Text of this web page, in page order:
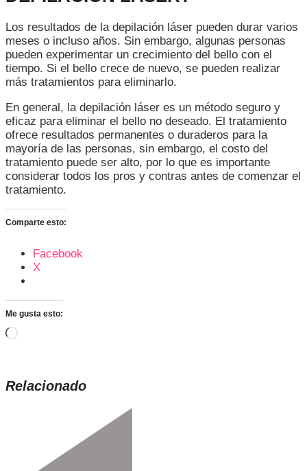
Los resultados de la depilación láser pueden durar varios
meses o incluso años. Sin embargo, algunas personas
pueden experimentar un crecimiento del bello con el
tiempo. Si el bello crece de nuevo, se pueden realizar
más tratamientos para eliminarlo.
En general, la depilación láser es un método seguro y
eficaz para eliminar el bello no deseado. El tratamiento
ofrece resultados permanentes o duraderos para la
mayoría de las personas, sin embargo, el costo del
tratamiento puede ser alto, por lo que es importante
considerar todos los pros y contras antes de comenzar el
tratamiento.
Comparte esto:
Facebook
X
Me gusta esto:
Cargando...
Relacionado